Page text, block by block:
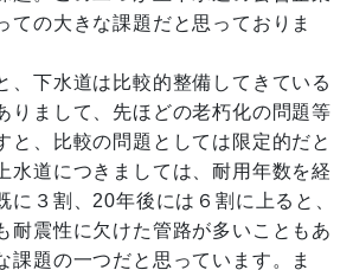
ての大きな課題だと思っておりま
下水道は比較的整備してきている
りまして、先ほどの老朽化の問題等
と、比較の問題としては限定的だと
水道につきましては、耐用年数を経
に３割、20年後には６割に上ると、
耐震性に欠けた管路が多いこともあ
課題の一つだと思っています。ま